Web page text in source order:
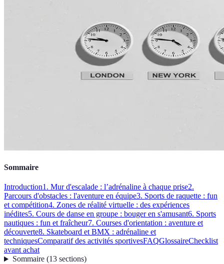
Sommaire
Introduction1. Mur d'escalade : l’adrénaline à chaque prise2.
Parcours d'obstacles : l'aventure en équipe3. Sports de raquette : fun
et compétition4. Zones de réalité virtuelle : des expériences
inédites5. Cours de danse en groupe : bouger en s'amusant6. Sports
nautiques : fun et fraîcheur7. Courses d'orientation : aventure et
découverte8. Skateboard et BMX : adrénaline et
techniquesComparatif des activités sportivesFAQGlossaireChecklist
avant achat
Sommaire(13 sections)